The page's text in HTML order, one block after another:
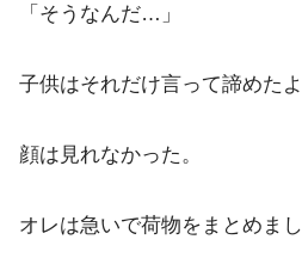
「そうなんだ…」
子供はそれだけ言って諦めたよ
顔は見れなかった。
オレは急いで荷物をまとめまし